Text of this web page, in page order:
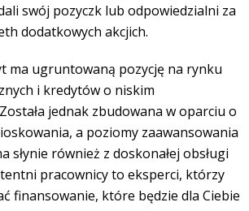
swój pozyczk lub odpowiedzialni za
dodatkowych akcjich.
ma ugruntowaną pozycję na rynku
i kredytów o niskim
jednak zbudowana w oparciu o
a poziomy zaawansowania
słynie również z doskonałej obsługi
pracownicy to eksperci, którzy
finansowanie, które będzie dla Ciebie